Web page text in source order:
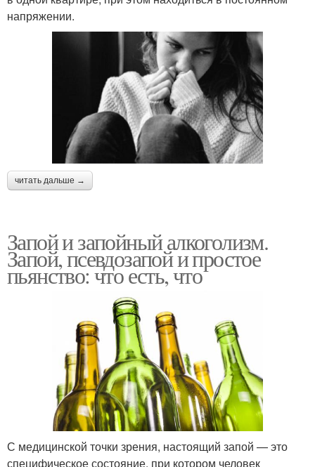
напряжении.
читать дальше →
Запой и запойный алкоголизм.
Запой, псевдозапой и простое
пьянство: что есть, что
С медицинской точки зрения, настоящий запой — это
специфическое состояние, при котором человек